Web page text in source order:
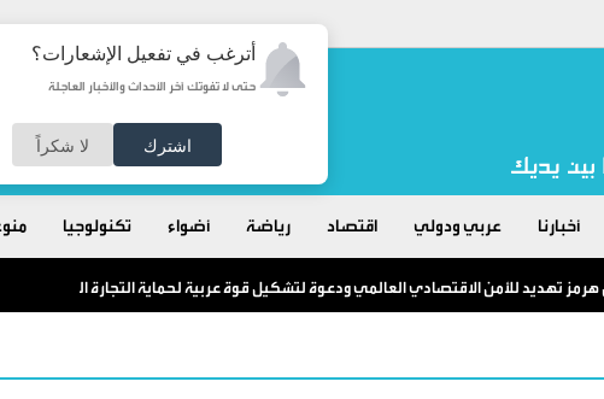
أترغب في تفعيل الإشعارات؟
حتى لا تفوتك آخر الأحداث والأخبار العاجلة
اشترك لا شكراً
أخبارنا عربي ودولي اقتصاد رياضة أضواء تكنولوجيا
تهديد للأمن الاقتصادي العالمي ودعوة لتشكيل قوة عربية لحماية التجارة الدولية